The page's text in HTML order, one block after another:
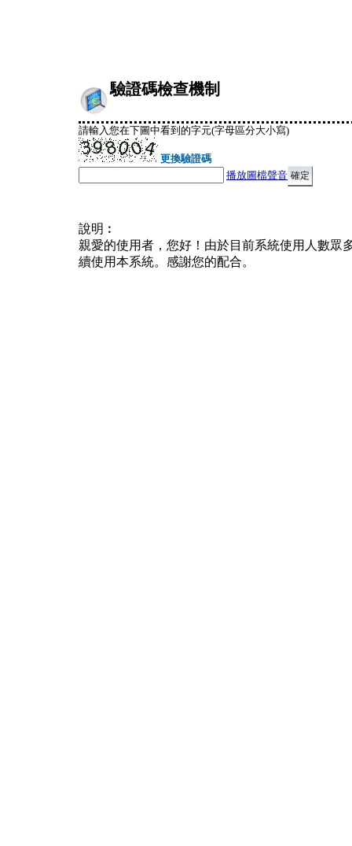
驗證碼檢查機制
請輸入您在下圖中看到的字元(字母區分大小寫)
更換驗證碼
播放圖檔聲音
說明︰
親愛的使用者，您好！由於目前系統使用人數眾
續使用本系統。感謝您的配合。